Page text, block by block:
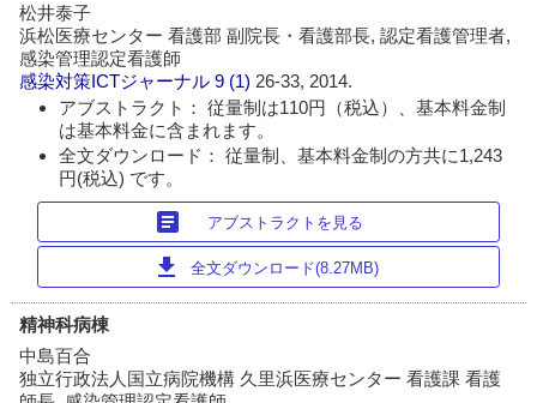
松井泰子
浜松医療センター 看護部 副院長・看護部長, 認定看護管理者,
感染管理認定看護師
感染対策ICTジャーナル 9 (1) 26-33, 2014.
アブストラクト： 従量制は110円（税込）、基本料金制
は基本料金に含まれます。
全文ダウンロード： 従量制、基本料金制の方共に1,243
円(税込) です。
article アブストラクトを見る
download 全文ダウンロード(8.27MB)
精神科病棟
中島百合
独立行政法人国立病院機構 久里浜医療センター 看護課 看護